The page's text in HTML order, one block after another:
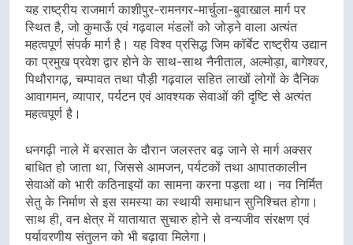
यह राष्ट्रीय राजमार्ग काशीपुर-रामनगर-मार्चुला-बुवाखाल मार्ग पर
स्थित है, जो कुमाऊँ एवं गढ़वाल मंडलों को जोड़ने वाला अत्यंत
महत्वपूर्ण संपर्क मार्ग है। यह विश्व प्रसिद्ध जिम कॉर्बेट राष्ट्रीय उद्यान
का प्रमुख प्रवेश द्वार होने के साथ-साथ नैनीताल, अल्मोड़ा, बागेश्वर,
पिथौरागढ़, चम्पावत तथा पौड़ी गढ़वाल सहित लाखों लोगों के दैनिक
आवागमन, व्यापार, पर्यटन एवं आवश्यक सेवाओं की दृष्टि से अत्यंत
महत्वपूर्ण है।
धनगढ़ी नाले में बरसात के दौरान जलस्तर बढ़ जाने से मार्ग अक्सर
बाधित हो जाता था, जिससे आमजन, पर्यटकों तथा आपातकालीन
सेवाओं को भारी कठिनाइयों का सामना करना पड़ता था। नव निर्मित
सेतु के निर्माण से इस समस्या का स्थायी समाधान सुनिश्चित होगा।
साथ ही, वन क्षेत्र में यातायात सुचारु होने से वन्यजीव संरक्षण एवं
पर्यावरणीय संतुलन को भी बढ़ावा मिलेगा।